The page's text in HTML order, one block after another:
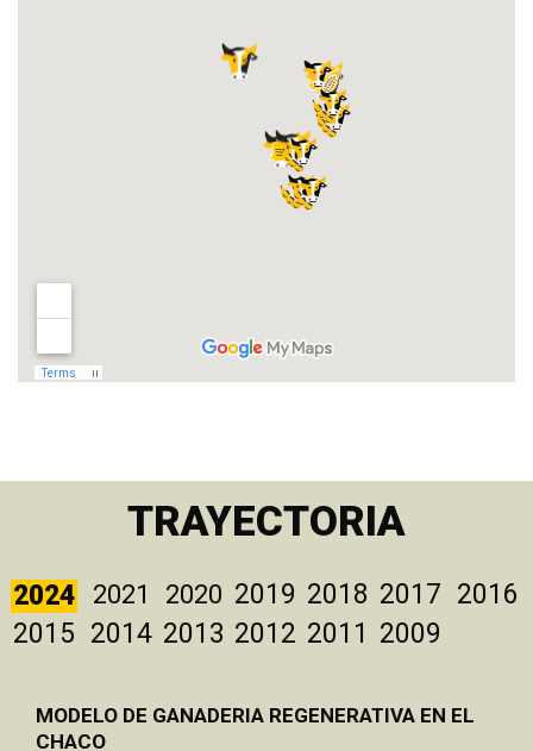
TRAYECTORIA
MODELO DE GANADERIA REGENERATIVA EN EL
CHACO
2024
2015
2016
2014
2021 2020 2019 2018 2017
2013 2012 2011 2009